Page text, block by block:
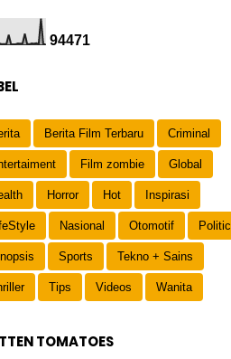
94471
Berita Film Terbaru Criminal
Film zombie Global
Horror Hot Inspirasi
Nasional Otomotif Politic
Sports Tekno + Sains
Tips Videos Wanita
TOMATOES